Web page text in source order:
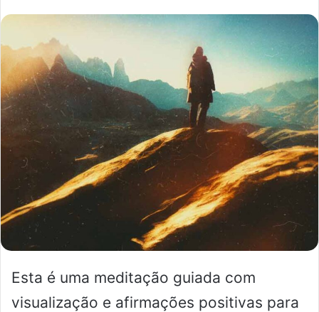
e-
Esta é uma meditação guiada com
visualização e afirmações positivas para